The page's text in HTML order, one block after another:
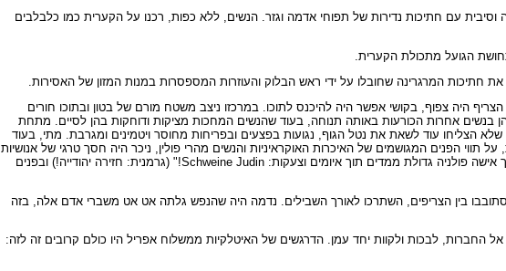
עם חתיכות נדירות של תפוחי אדמה וגזר. הנשים, ללא כפות, רכנו על הקערית כמו כלבלבים
הגועל מתכולת הקערית.
המרגרינה שחובלו על ידי ראש הבלוק והעוזרות המספסרות במנות המזון של האסירות.
היה צפוף, בקושי אפשר היה להיכנס לתוכו. במרכזו ניצב משטח מורם של בטון ובתוכו חורים
בנשים אחרות הכורעות באותה תנוחה, בעוד שהנשים המחכות מציקות ודוחקות בהן לסיים. מתחת
הצליחו עוד לשאת את נטל הגוף, נגועות בפצעים ובפריחות מחוסר ויטמינים ומגרבת. מתי, בעוד
הפנים המגושמים של האיכרות האוקראיניות והנשים מהרי פולין, ניכר היה חסך טרגי של אנושיות
שגבל בפראיות. אם הצלחת סוף סוף להתיישב על משטח הבטון, מיד עקרה אותך ממקומך אישה פולניה גדולת ממדים תוך איומים וצעקות: Schweine Judin!" (גרמנית: חזירה יהודייה!) ובפנים
בין הצריפים, השתרכו לאורך השבילים. נדמה היה שהנפש גלתה אט אט משברי אדם אלה, בזה
לבכות ולקוות יחד עמן. הדרגשים של האיטלקיות ממשלוח אפריל היו כולם קרובים זה לזה: